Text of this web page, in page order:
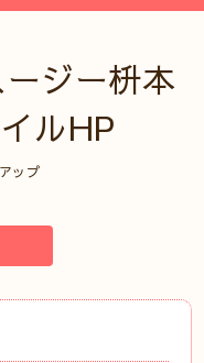
ジー枡本
ルHP
ップ